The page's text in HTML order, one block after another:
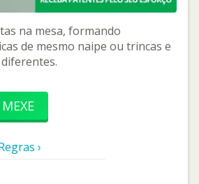
na mesa, formando
de mesmo naipe ou trincas e
›